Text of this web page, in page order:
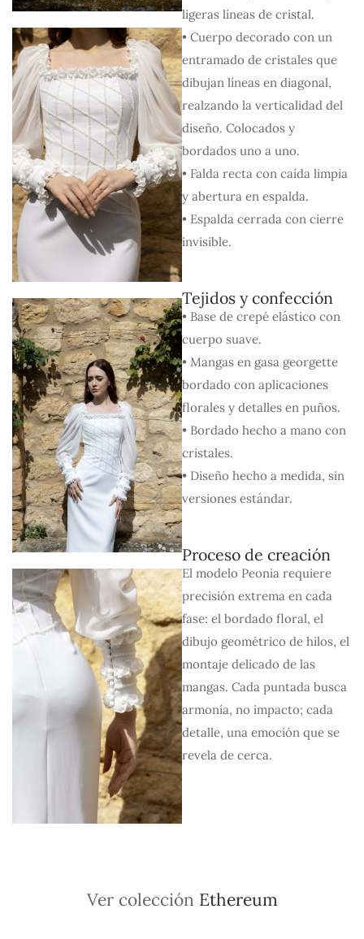
ligeras líneas de cristal.
• Cuerpo decorado con un
entramado de cristales que
dibujan líneas en diagonal,
realzando la verticalidad del
diseño. Colocados y
bordados uno a uno.
• Falda recta con caída limpia
y abertura en espalda.
• Espalda cerrada con cierre
invisible.
Tejidos y confección
• Base de crepé elástico con
cuerpo suave.
• Mangas en gasa georgette
bordado con aplicaciones
florales y detalles en puños.
• Bordado hecho a mano con
cristales.
• Diseño hecho a medida, sin
versiones estándar.
Proceso de creación
El modelo Peonia requiere
precisión extrema en cada
fase: el bordado floral, el
dibujo geométrico de hilos, el
montaje delicado de las
mangas. Cada puntada busca
armonía, no impacto; cada
detalle, una emoción que se
revela de cerca.
Ver colección Ethereum